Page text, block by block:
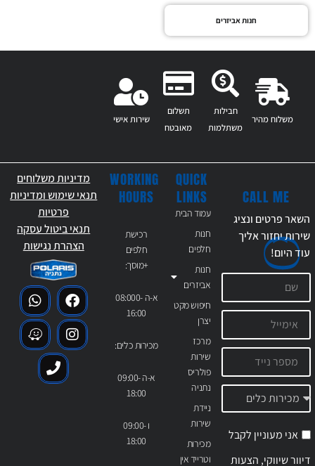
חנות אביזרים
משלוח מהיר
חבילות
משתלמות
תשלום
מאובטח
שירות אישי
QUICK
LINKS
עמוד הבית
חנות
חלפים
חנות
אביזרים
חיפוש מקט
יצרן
מרכז
שירות
פולריס
נתניה
ניידת
שירות
מכירות
וטרייד אין
WORKING
HOURS
רכישת
חלפים
+מוסך:
א-ה 08:000-
16:00
מכירות כלים:
א-ה 09:00-
18:00
ו 09:00-
18:00
CALL ME
השאר פרטים ונציג
שירות יחזור אליך
עודהיום!
אני מעוניין לקבל
דיוור שיווקי, הצעות
מדיניות משלוחים
תנאי שימוש ומדיניות
פרטיות
תנאי ביטול עסקה
הצהרת נגישות